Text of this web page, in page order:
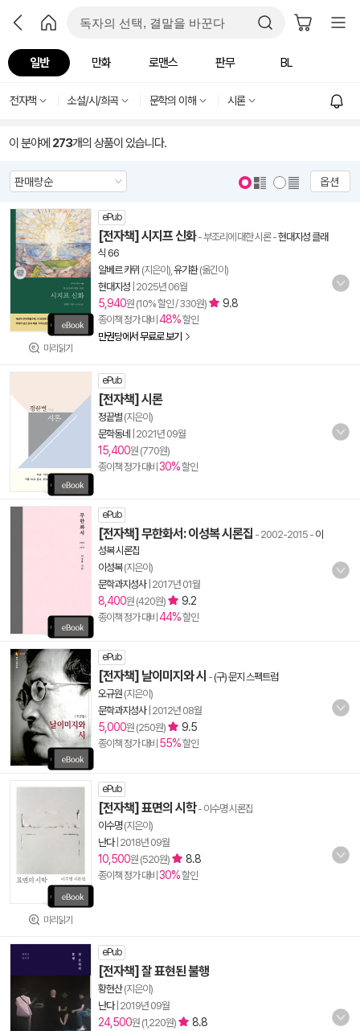
일반 만화 로맨스 판무 BL
전자책 소설/시/희곡 문학의 이해 시론
이 분야에 273개의 상품이 있습니다.
옵션
미리읽기
ePub
[전자책] 시지프 신화- 부조리에 대한 시론-현대지성 클래
식 66
알베르 카뮈 (지은이), 유기환(옮긴이)
현대지성 2025년 06월
5,940원 (10% 할인 / 330원) 9.8
종이책 정가 대비 48%할인
만권당에서 무료로 보기
ePub
[전자책] 시론
정끝별 (지은이)
문학동네
2021년 09월
15,400원 (770원)
종이책 정가 대비 30%할인
ePub
[전자책] 무한화서: 이성복 시론집 - 2002-2015 - 이
성복 시론집
이성복(지은이)
문학과지성사| 2017년 01월
8,400원 (420원) 9.2
종이책 정가 대비 44%할인
ePub
[전자책] 날이미지와 시 - (구) 문지 스펙트럼
오규원 (지은이)
문학과지성사| 2012년 08월
5,000원 (250원) 9.5
종이책 정가 대비 55%할인
미리읽기
ePub
[전자책] 표면의 시학- 이수명 시론집
이수명(지은이)
난다| 2018년 09월
10,500원 (520원) 8.8
종이책 정가 대비 30%할인
ePub
[전자책] 잘 표현된 불행
황현산(지은이)
난다| 2019년 09월
24,500원 (1,220원) 8.8